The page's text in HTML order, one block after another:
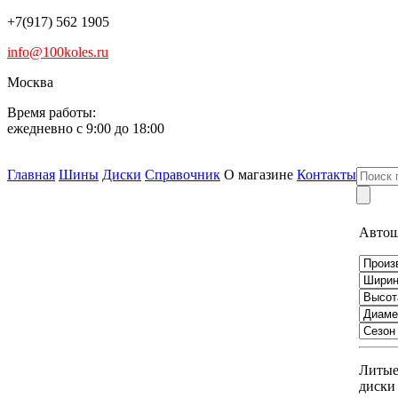
+7(917) 562 1905
info@100koles.ru
Москва
Время работы:
ежедневно с 9:00 до 18:00
Главная Шины Диски Справочник О магазине Контакты
Литые
диски